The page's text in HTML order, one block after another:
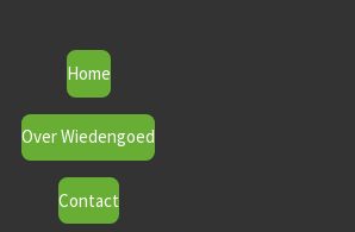
Home
Over Wiedengoed
Contact